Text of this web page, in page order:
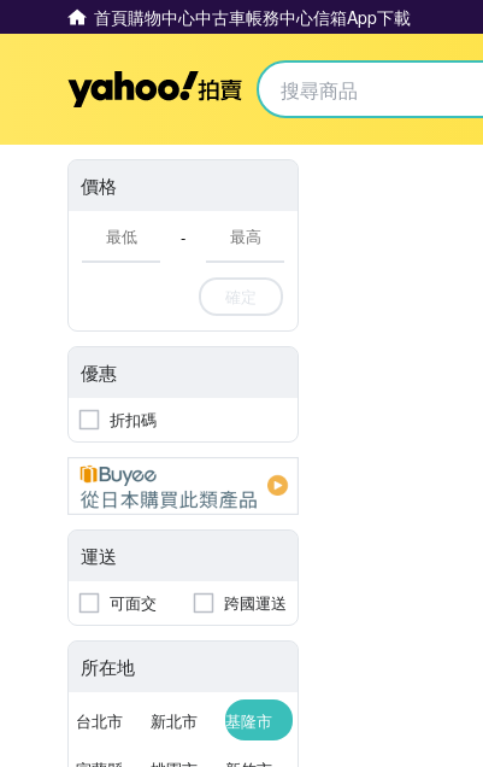
首頁購物中心中古車帳務中心信箱App下載
Yahoo拍賣
價格
-
確定
優惠
折扣碼
運送
可面交 跨國運送
所在地
台北市 新北市 基隆市